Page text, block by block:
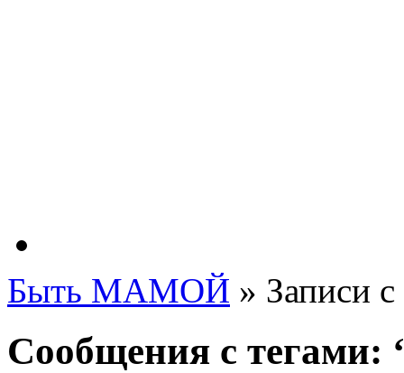
Быть МАМОЙ » Записи
Сообщения с тегами: